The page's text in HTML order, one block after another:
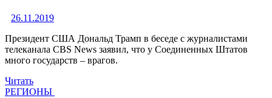
26.11.2019
Президент США Дональд Трамп в беседе с журналистами
телеканала CBS News заявил, что у Соединенных Штатов
много государств – врагов.
Читать
РЕГИОНЫ